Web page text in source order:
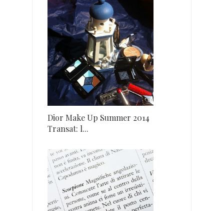
Dior Make Up Summer 2014
Transat: l...